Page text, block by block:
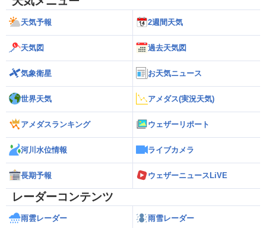
天気予報 2週間天気
天気図 過去天気図
気象衛星 お天気ニュース
世界天気 アメダス(実況天気)
アメダスランキング ウェザーリポート
河川水位情報 ライブカメラ
長期予報 ウェザーニュースLiVE
レーダーコンテンツ
雨雲レーダー 雨雪レーダー